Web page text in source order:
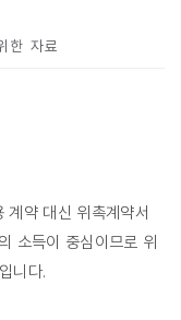
한 자료
약 대신 위촉계약서
소득이 중심이므로 위
니다.